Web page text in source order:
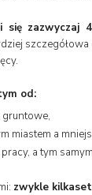
się zazwyczaj
od:
gruntowe,
miastem a
a tym
zwykle